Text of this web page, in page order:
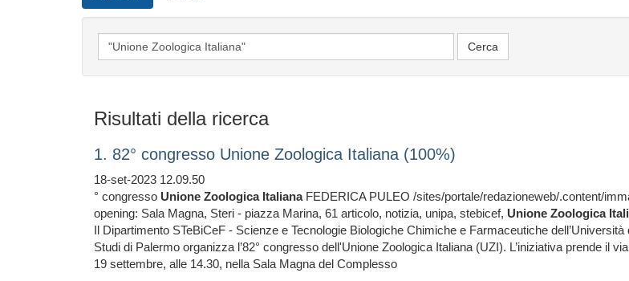
Risultati della ricerca
1. 82° congresso Unione Zoologica Italiana (100%)
18-set-2023 12.09.50
° congresso Unione Zoologica ItalianaFEDERICA PULEO /sites/portale/redazioneweb/.content/
opening: Sala Magna, Steri - piazza Marina, 61 articolo, notizia, unipa, stebicef, Unione Zoologica
Il Dipartimento STeBiCeF - Scienze e Tecnologie Biologiche Chimiche e Farmaceutiche dell’Università
Studi di Palermo organizza l’82° congresso dell'Unione Zoologica Italiana (UZI). L’iniziativa prende il
19 settembre, alle 14.30, nella Sala Magna del Complesso